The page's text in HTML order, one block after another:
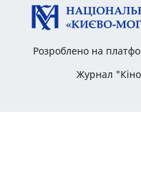
Розроблено на
Журнал